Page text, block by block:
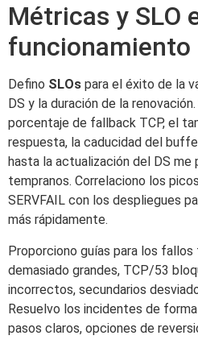
Métricas y SLO
funcionamiento
Defino SLOs para el éxito de la
DS y la duración de la
porcentaje de fallback TCP, el
respuesta, la caducidad del
hasta la actualización del DS me
tempranos. Correlaciono los
SERVFAIL con los despliegues
más rápidamente.
Proporciono guías para los
demasiado grandes, TCP/53
incorrectos, secundarios
Resuelvo los incidentes de
pasos claros, opciones de